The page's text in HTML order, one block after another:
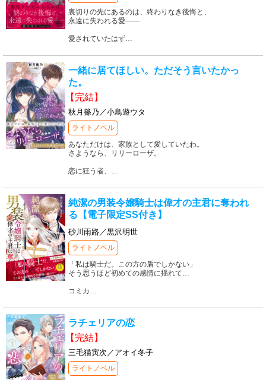
裏切りの先にあるのは、終わりなき後悔と、
永遠に失われる愛――
愛されていたはず…
一緒に居てほしい。ただそう言いたかっ
た。
【完結】
秋月篠乃／小鳥遊ウタ
ライトノベル
あなただけは、家族として愛していたわ。
さようなら、リリーローザ。
恋に狂う者、 …
純潔の男装令嬢騎士は偉才の主君に奪われ
る【電子限定SS付き】
砂川雨路／黒沢明世
ライトノベル
「私は騎士だ。この方の盾でしかない」
そう思うほど初めての感情に揺れて…
コミカ …
ラチェリアの恋
【完結】
三毛猫寅次／アオイ冬子
ライトノベル